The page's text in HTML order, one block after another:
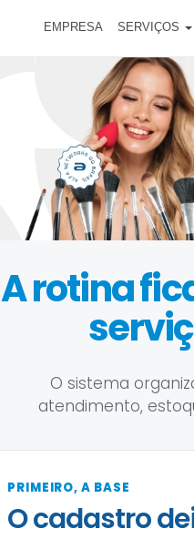
EMPRESA SERVIÇOS
A rotina
O sistema
atendimento,
PRIMEIRO, A BASE
O cadastro